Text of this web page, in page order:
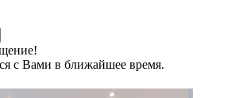
с Вами в ближайшее время.